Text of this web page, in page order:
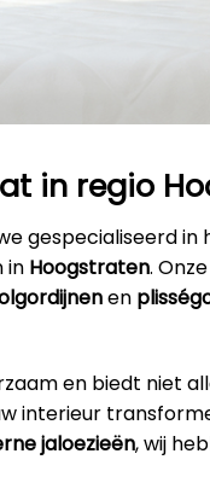
in regio
gespecialiseerd
in Hoogstraten.
en
en biedt niet
interieur
jaloezieën, wij